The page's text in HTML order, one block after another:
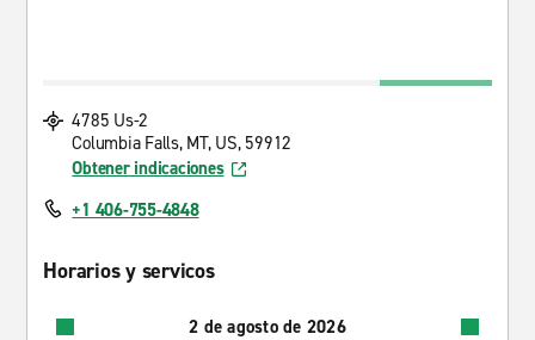
4785 Us-2
Columbia Falls, MT, US, 59912
Obtener indicaciones
+1 406-755-4848
Horarios y servicos
2 de agosto de 2026